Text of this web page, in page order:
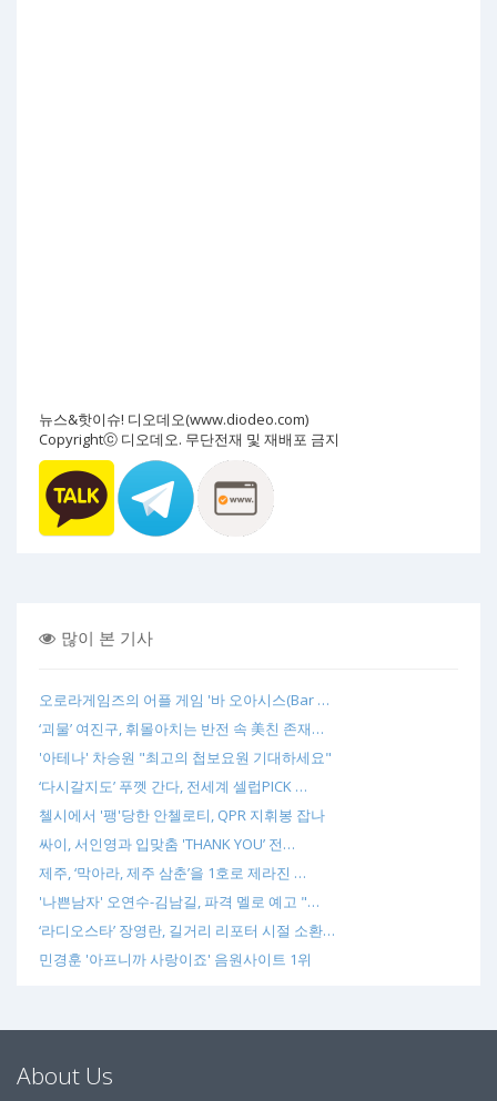
뉴스&핫이슈! 디오데오(www.diodeo.com)
Copyrightⓒ 디오데오. 무단전재 및 재배포 금지
많이 본 기사
오로라게임즈의 어플 게임 '바 오아시스(Bar …
‘괴물’ 여진구, 휘몰아치는 반전 속 美친 존재…
'아테나' 차승원 "최고의 첩보요원 기대하세요"
‘다시갈지도’ 푸껫 간다, 전세계 셀럽PICK …
첼시에서 '팽'당한 안첼로티, QPR 지휘봉 잡나
싸이, 서인영과 입맞춤 'THANK YOU’ 전…
제주, ‘막아라, 제주 삼춘’을 1호로 제라진 …
'나쁜남자' 오연수-김남길, 파격 멜로 예고 "…
‘라디오스타’ 장영란, 길거리 리포터 시절 소환…
민경훈 '아프니까 사랑이죠' 음원사이트 1위
About Us